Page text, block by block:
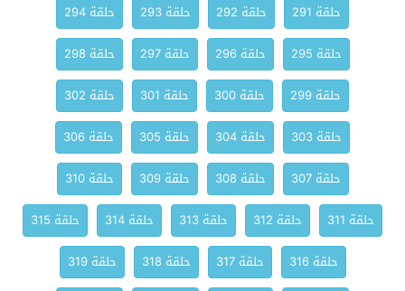
حلقة 291
حلقة 292 حلقة 293
حلقة 294
حلقة 295
حلقة 296 حلقة 297
حلقة 298
حلقة 299
حلقة 300 حلقة 301
حلقة 302
حلقة 303
حلقة 304 حلقة 305
حلقة 306
حلقة 307
حلقة 308 حلقة 309
حلقة 310
حلقة 311
حلقة 312 حلقة 313 حلقة 314
حلقة 315
حلقة 316
حلقة 317 حلقة 318
حلقة 319